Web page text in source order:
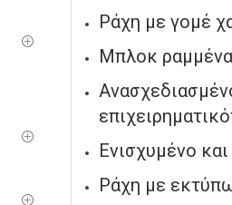
Ράχη με γομέ
Μπλοκ
Ενισχυμένο
Ράχη με